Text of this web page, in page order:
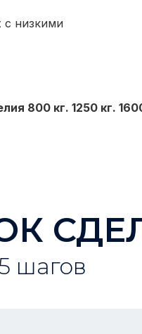
с низкими
800 кг. 1250 кг.
шагов